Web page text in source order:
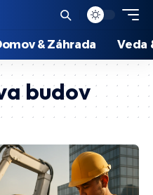
& Záhrada Veda
budov